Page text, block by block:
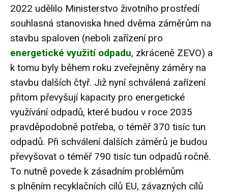
2022 udělilo Ministerstvo životního prostředí
souhlasná stanoviska hned dvěma záměrům na
stavbu spaloven (neboli zařízení pro
energetické využití odpadu, zkráceně ZEVO) a
k tomu byly během roku zveřejněny záměry na
stavbu dalších čtyř. Již nyní schválená zařízení
přitom převyšují kapacity pro energetické
využívání odpadů, které budou v roce 2035
pravděpodobně potřeba, o téměř 370 tisíc tun
odpadů. Při schválení dalších záměrů je budou
převyšovat o téměř 790 tisíc tun odpadů ročně.
To nutně povede k zásadním problémům
s plněním recyklačních cílů EU, závazných cílů